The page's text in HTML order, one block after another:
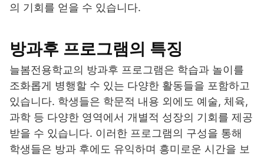
의 기회를 얻을 수 있습니다.
방과후 프로그램의 특징
늘봄전용학교의 방과후 프로그램은 학습과 놀이를
조화롭게 병행할 수 있는 다양한 활동들을 포함하고
있습니다. 학생들은 학문적 내용 외에도 예술, 체육,
과학 등 다양한 영역에서 개별적 성장의 기회를 제공
받을 수 있습니다. 이러한 프로그램의 구성을 통해
학생들은 방과 후에도 유익하며 흥미로운 시간을 보